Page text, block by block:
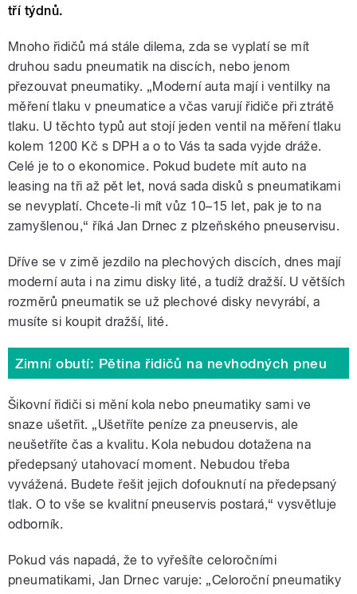
tří týdnů.
Mnoho řidičů má stále dilema, zda se vyplatí se mít
druhou sadu pneumatik na discích, nebo jenom
přezouvat pneumatiky. „Moderní auta mají i ventilky na
měření tlaku v pneumatice a včas varují řidiče při ztrátě
tlaku. U těchto typů aut stojí jeden ventil na měření tlaku
kolem 1200 Kč s DPH a o to Vás ta sada vyjde dráže.
Celé je to o ekonomice. Pokud budete mít auto na
leasing na tři až pět let, nová sada disků s pneumatikami
se nevyplatí. Chcete-li mít vůz 10–15 let, pak je to na
zamyšlenou,“ říká Jan Drnec z plzeňského pneuservisu.
Dříve se v zimě jezdilo na plechových discích, dnes mají
moderní auta i na zimu disky lité, a tudíž dražší. U větších
rozměrů pneumatik se už plechové disky nevyrábí, a
musíte si koupit dražší, lité.
Zimní obutí: Pětina řidičů na nevhodných pneu
Šikovní řidiči si mění kola nebo pneumatiky sami ve
snaze ušetřit. „Ušetříte peníze za pneuservis, ale
neušetříte čas a kvalitu. Kola nebudou dotažena na
předepsaný utahovací moment. Nebudou třeba
vyvážená. Budete řešit jejich dofouknutí na předepsaný
tlak. O to vše se kvalitní pneuservis postará,“ vysvětluje
odborník.
Pokud vás napadá, že to vyřešíte celoročními
pneumatikami, Jan Drnec varuje: „Celoroční pneumatiky